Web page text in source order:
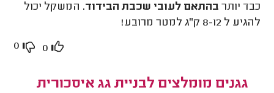
כבד יותר בהתאם לעובי שכבת הבידוד. המשקל יכול
להגיע ל 8-12 ק"ג למטר מרובע!
0
0
גגנים מומלצים לבניית גג איסכורית